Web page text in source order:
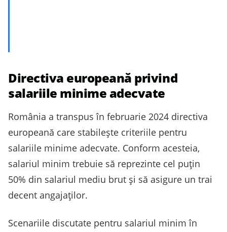
Directiva europeană privind
salariile minime adecvate
România a transpus în februarie 2024 directiva
europeană care stabilește criteriile pentru
salariile minime adecvate. Conform acesteia,
salariul minim trebuie să reprezinte cel puțin
50% din salariul mediu brut și să asigure un trai
decent angajaților.
Scenariile discutate pentru salariul minim în